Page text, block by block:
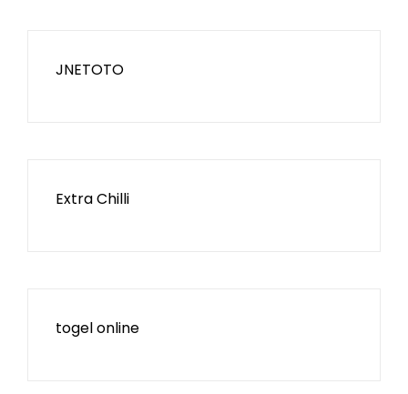
JNETOTO
Extra Chilli
togel online